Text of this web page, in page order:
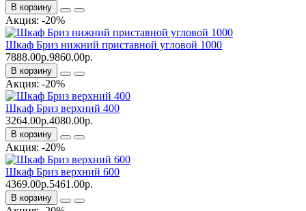
В корзину
Акция: -20%
Шкаф Бриз нижний приставной угловой 1000
7888.00р.9860.00р.
В корзину
Акция: -20%
Шкаф Бриз верхний 400
3264.00р.4080.00р.
В корзину
Акция: -20%
Шкаф Бриз верхний 600
4369.00р.5461.00р.
В корзину